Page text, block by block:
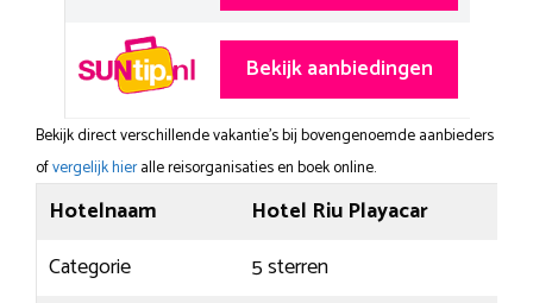
Bekijk aanbiedingen
Bekijk direct verschillende vakantie's bij bovengenoemde aanbieders
ofvergelijk hieralle reisorganisaties en boek online.
Hotelnaam
Hotel Riu Playacar
Categorie
5 sterren